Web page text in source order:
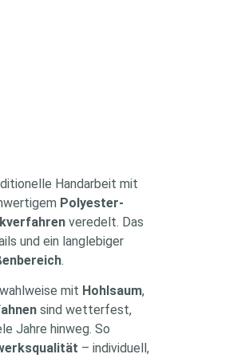
Handarbeit mit
Polyester-
veredelt. Das
und ein langlebiger
.
mit Hohlsaum,
sind wetterfest,
Jahre hinweg. So
– individuell,